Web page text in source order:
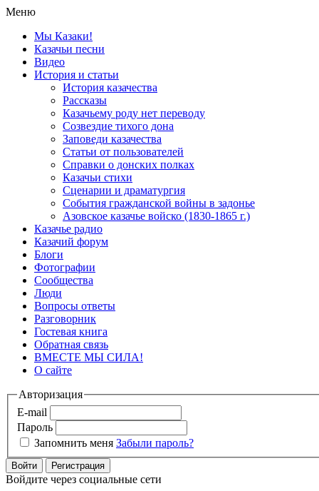
Меню
Мы Казаки!
Казачьи песни
Видео
История и статьи
История казачества
Рассказы
Казачьему роду нет переводу
Созвездие тихого дона
Заповеди казачества
Статьи от пользователей
Справки о донских полках
Казачьи стихи
Сценарии и драматургия
События гражданской войны в задонье
Азовское казачье войско (1830-1865 г.)
Казачье радио
Казачий форум
Блоги
Фотографии
Сообщества
Люди
Вопросы ответы
Разговорник
Гостевая книга
Обратная связь
ВМЕСТЕ МЫ СИЛА!
О сайте
Авторизация
E-mail
Пароль
Запомнить меня Забыли пароль?
Войти Регистрация
Войдите через социальные сети